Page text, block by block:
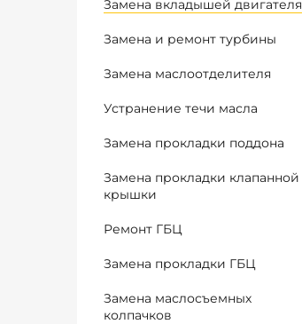
Замена вкладышей двигателя
Замена и ремонт турбины
Замена маслоотделителя
Устранение течи масла
Замена прокладки поддона
Замена прокладки клапанной
крышки
Ремонт ГБЦ
Замена прокладки ГБЦ
Замена маслосъемных
колпачков